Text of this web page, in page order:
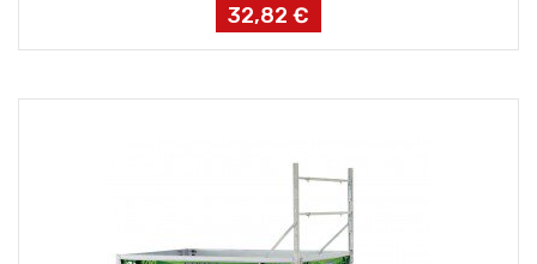
Prix
32,82 €